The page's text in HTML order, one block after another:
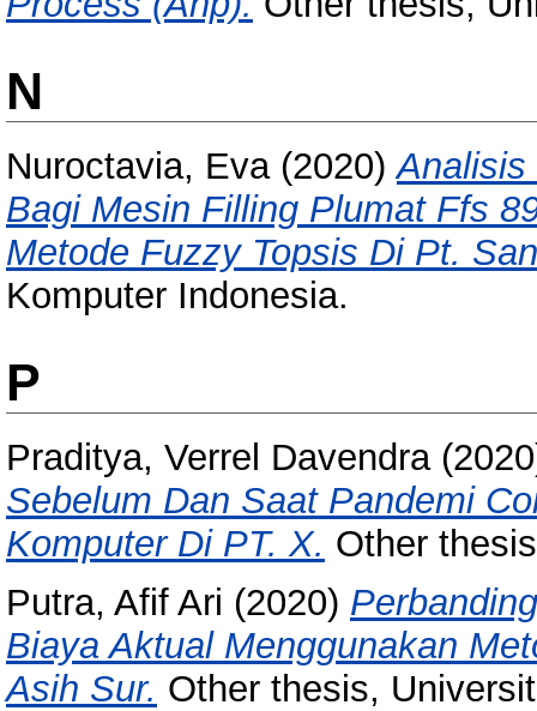
N
Nuroctavia, Eva(2020)Analisis
Bagi Mesin Filling Plumat Ffs
Metode Fuzzy Topsis Di Pt.
Komputer Indonesia.
P
Praditya, Verrel Davendra
Sebelum Dan Saat Pandemi
Komputer Di PT. X. Other
Putra, Afif Ari (2020)
Biaya Aktual Menggunakan
Asih Sur. Other thesis,